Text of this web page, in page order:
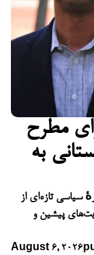
مطرح
به
تازه‌ای از
پیشین و
August 6, 2026